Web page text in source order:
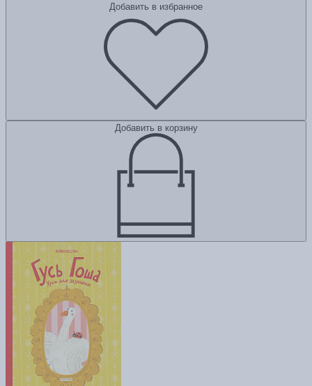
Добавить в избранное
Добавить в корзину